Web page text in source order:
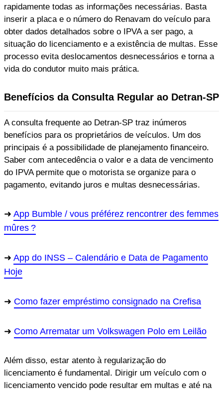
rapidamente todas as informações necessárias. Basta
inserir a placa e o número do Renavam do veículo para
obter dados detalhados sobre o IPVA a ser pago, a
situação do licenciamento e a existência de multas. Esse
processo evita deslocamentos desnecessários e torna a
vida do condutor muito mais prática.
Benefícios da Consulta Regular ao Detran-SP
A consulta frequente ao Detran-SP traz inúmeros
benefícios para os proprietários de veículos. Um dos
principais é a possibilidade de planejamento financeiro.
Saber com antecedência o valor e a data de vencimento
do IPVA permite que o motorista se organize para o
pagamento, evitando juros e multas desnecessárias.
App Bumble / vous préférez rencontrer des femmes
mûres ?
App do INSS – Calendário e Data de Pagamento
Hoje
Como fazer empréstimo consignado na Crefisa
Como Arrematar um Volkswagen Polo em Leilão
Além disso, estar atento à regularização do
licenciamento é fundamental. Dirigir um veículo com o
licenciamento vencido pode resultar em multas e até na